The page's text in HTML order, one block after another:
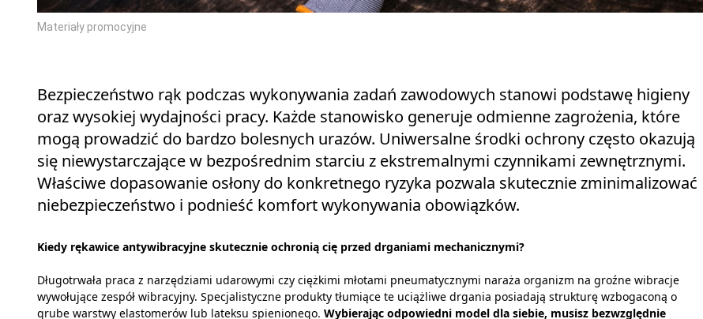
Materiały promocyjne
Bezpieczeństwo rąk podczas wykonywania zadań zawodowych stanowi podstawę higieny
oraz wysokiej wydajności pracy. Każde stanowisko generuje odmienne zagrożenia, które
mogą prowadzić do bardzo bolesnych urazów. Uniwersalne środki ochrony często okazują
się niewystarczające w bezpośrednim starciu z ekstremalnymi czynnikami zewnętrznymi.
Właściwe dopasowanie osłony do konkretnego ryzyka pozwala skutecznie zminimalizować
niebezpieczeństwo i podnieść komfort wykonywania obowiązków.
Kiedy rękawice antywibracyjne skutecznie ochronią cię przed drganiami mechanicznymi?
Długotrwała praca z narzędziami udarowymi czy ciężkimi młotami pneumatycznymi naraża organizm na groźne wibracje
wywołujące zespół wibracyjny. Specjalistyczne produkty tłumiące te uciążliwe drgania posiadają strukturę wzbogaconą o
grube warstwy elastomerów lub lateksu spienionego. Wybierając odpowiedni model dla siebie, musisz bezwzględnie